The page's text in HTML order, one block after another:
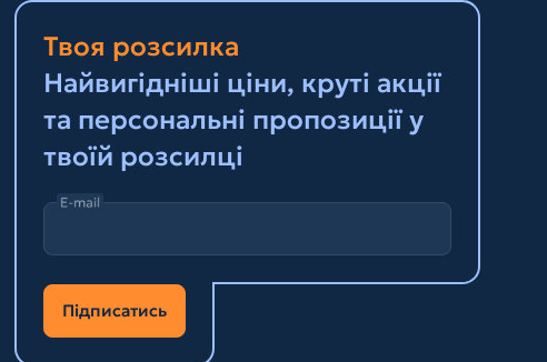
Твоя розсилка
Найвигідніші ціни, круті акції
та персональні пропозиції у
твоїй розсилці
E-mail
Підписатись